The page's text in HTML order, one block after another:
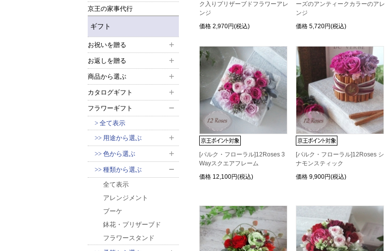
京王の家事代行
ギフト
お祝いを贈る
お返しを贈る
商品から選ぶ
カタログギフト
フラワーギフト
全て表示
用途から選ぶ
色から選ぶ
種類から選ぶ
全て表示
アレンジメント
ブーケ
鉢花・プリザーブド
フラワースタンド
ク入りプリザーブドフラワーアレ
ンジ
価格 2,970円(税込)
ーズのアンティークカラーのアレ
ンジ
価格 5,720円(税込)
[パルク・フローラル]12Roses 3
Wayスクエアフレーム
価格 12,100円(税込)
[パルク・フローラル]12Roses シ
ナモンスティック
価格 9,900円(税込)